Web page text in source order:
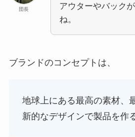
団長
アウターやバック
ね。
ブランドのコンセプトは、
地球上にある最高の素材、
新的なデザインで製品を作